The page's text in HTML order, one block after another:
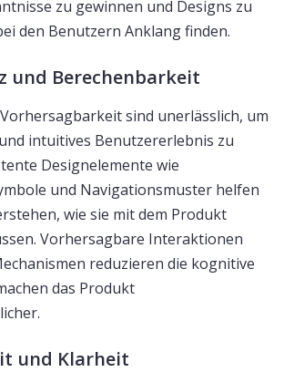
zu gewinnen und Designs zu
den Benutzern Anklang finden.
und Berechenbarkeit
sind unerlässlich, um
intuitives Benutzererlebnis zu
Designelemente wie
und Navigationsmuster helfen
wie sie mit dem Produkt
Vorhersagbare Interaktionen
reduzieren die kognitive
das Produkt
und Klarheit